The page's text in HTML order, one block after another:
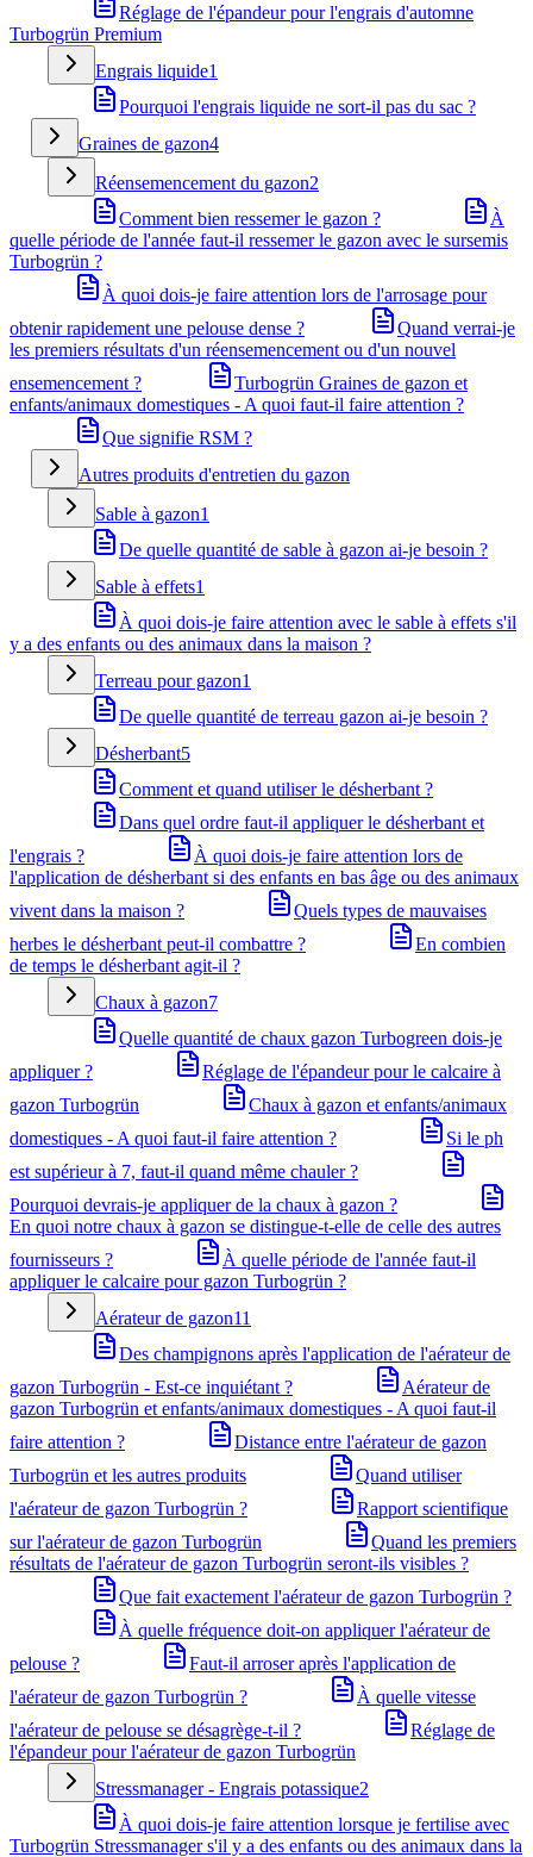
Réglage de l'épandeur pour l'engrais d'automne
Turbogrün Premium
Engrais liquide1
Pourquoi l'engrais liquide ne sort-il pas du sac ?
Graines de gazon4
Réensemencement du gazon2
Comment bien ressemer le gazon ?
À
quelle période de l'année faut-il ressemer le gazon avec le sursemis
Turbogrün ?
À quoi dois-je faire attention lors de l'arrosage pour
obtenir rapidement une pelouse dense ?
Quand verrai-je
les premiers résultats d'un réensemencement ou d'un nouvel
ensemencement ?
Turbogrün Graines de gazon et
enfants/animaux domestiques - A quoi faut-il faire attention ?
Que signifie RSM ?
Autres produits d'entretien du gazon
Sable à gazon1
De quelle quantité de sable à gazon ai-je besoin ?
Sable à effets1
À quoi dois-je faire attention avec le sable à effets s'il
y a des enfants ou des animaux dans la maison ?
Terreau pour gazon1
De quelle quantité de terreau gazon ai-je besoin ?
Désherbant5
Comment et quand utiliser le désherbant ?
Dans quel ordre faut-il appliquer le désherbant et
l'engrais ?
À quoi dois-je faire attention lors de
l'application de désherbant si des enfants en bas âge ou des animaux
vivent dans la maison ?
Quels types de mauvaises
herbes le désherbant peut-il combattre ?
En combien
de temps le désherbant agit-il ?
Chaux à gazon7
Quelle quantité de chaux gazon Turbogreen dois-je
appliquer ?
Réglage de l'épandeur pour le calcaire à
gazon Turbogrün
Chaux à gazon et enfants/animaux
domestiques - A quoi faut-il faire attention ?
Si le ph
est supérieur à 7, faut-il quand même chauler ?
Pourquoi devrais-je appliquer de la chaux à gazon ?
En quoi notre chaux à gazon se distingue-t-elle de celle des autres
fournisseurs ?
À quelle période de l'année faut-il
appliquer le calcaire pour gazon Turbogrün ?
Aérateur de gazon11
Des champignons après l'application de l'aérateur de
gazon Turbogrün - Est-ce inquiétant ?
Aérateur de
gazon Turbogrün et enfants/animaux domestiques - A quoi faut-il
faire attention ?
Distance entre l'aérateur de gazon
Turbogrün et les autres produits
Quand utiliser
l'aérateur de gazon Turbogrün ?
Rapport scientifique
sur l'aérateur de gazon Turbogrün
Quand les premiers
résultats de l'aérateur de gazon Turbogrün seront-ils visibles ?
Que fait exactement l'aérateur de gazon Turbogrün ?
À quelle fréquence doit-on appliquer l'aérateur de
pelouse ?
Faut-il arroser après l'application de
l'aérateur de gazon Turbogrün ?
À quelle vitesse
l'aérateur de pelouse se désagrège-t-il ?
Réglage de
l'épandeur pour l'aérateur de gazon Turbogrün
Stressmanager - Engrais potassique2
À quoi dois-je faire attention lorsque je fertilise avec
Turbogrün Stressmanager s'il y a des enfants ou des animaux dans la